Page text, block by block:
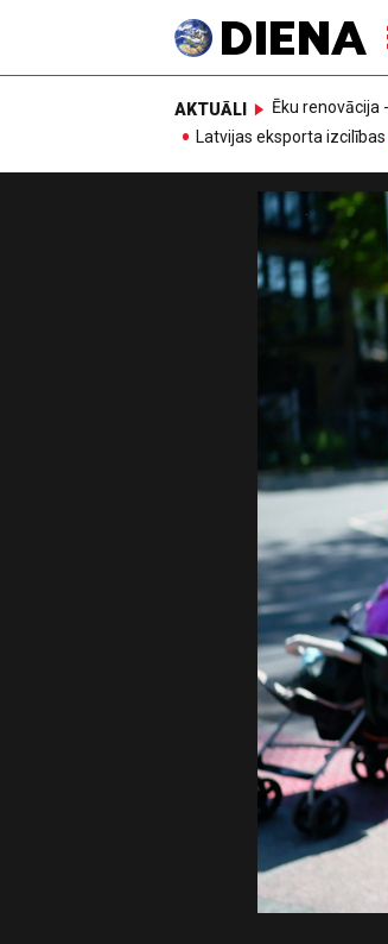
AKTUĀLI Ēku renovācija
Latvijas eksporta izcilības